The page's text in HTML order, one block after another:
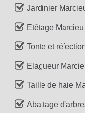
Jardinier
Etêtage Marcieu
Tonte et
Elagueur
Taille de haie
Abattage